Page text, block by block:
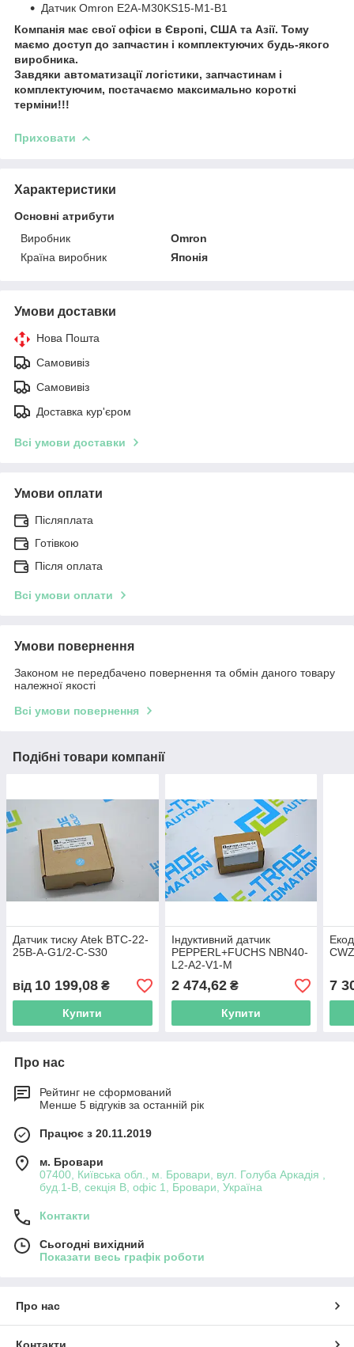
Датчик Omron E2A-M30KS15-M1-B1
Компанія має свої офіси в Європі, США та Азії. Тому
маємо доступ до запчастин і комплектуючих будь-якого
виробника.
Завдяки автоматизації логістики, запчастинам і
комплектуючим, постачаємо максимально короткі
терміни!!!
Приховати
Характеристики
Основні атрибути
Виробник
Omron
Країна виробник
Японія
Умови доставки
Нова Пошта
Самовивіз
Самовивіз
Доставка кур'єром
Всі умови доставки
Умови оплати
Післяплата
Готівкою
Після оплата
Всі умови оплати
Умови повернення
Законом не передбачено повернення та обмін даного товару
належної якості
Всі умови повернення
Подібні товари компанії
Датчик тиску Atek BTC-22-
25B-A-G1/2-C-S30
від 10 199,08 ₴
Купити
Індуктивний датчик
PEPPERL+FUCHS NBN40-
L2-A2-V1-M
2 474,62₴
Купити
7
Про нас
Рейтинг не сформований
Менше 5 відгуків за останній рік
Працює з 20.11.2019
м. Бровари
07400, Київська обл., м. Бровари, вул. Голуба Аркадія ,
буд.1-В, секція В, офіс 1, Бровари, Україна
Контакти
Сьогодні вихідний
Показати весь графік роботи
Про нас